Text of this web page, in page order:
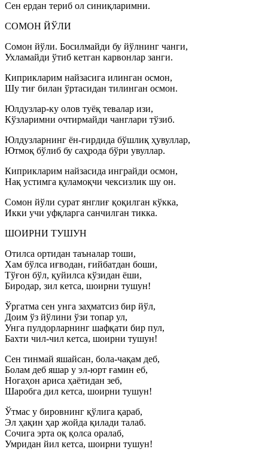
Сен ердан териб ол синиқларимни.
СОМОН ЙЎЛИ
Сомон йўли. Босилмайди бу йўлнинг чанги,
Ухламайди ўтиб кетган карвонлар занги.
Киприкларим найзасига илинган осмон,
Шу тиғ билан ўртасидан тилинган осмон.
Юлдузлар-ку олов туёқ тевалар изи,
Кўзларимни очтирмайди чанглари тўзиб.
Юлдузларнинг ён-гирдида бўшлиқ ҳувуллар,
Ютмоқ бўлиб бу саҳрода бўри увуллар.
Киприкларим найзасида инграйди осмон,
Нақ устимга қуламоқчи чексизлик шу он.
Сомон йўли сурат янглиғ қоқилган кўкка,
Икки учи уфқларга санчилган тикка.
ШОИРНИ ТУШУН
Отилса ортидан таъналар тоши,
Хам бўлса иғводан, ғийбатдан боши,
Тўғон бўл, қуйилса кўзидан ёши,
Биродар, зил кетса, шоирни тушун!
Ўргатма сен унга заҳматсиз бир йўл,
Доим ўз йўлини ўзи топар ул,
Унга пулдорларнинг шафқати бир пул,
Бахти чил-чил кетса, шоирни тушун!
Сен тинмай яшайсан, бола-чақам деб,
Болам деб яшар у эл-юрт ғамин еб,
Ногаҳон ариса ҳаётидан зеб,
Шаробга дил кетса, шоирни тушун!
Ўтмас у бировнинг қўлига қараб,
Эл ҳақин ҳар жойда қилади талаб.
Сочига эрта оқ қолса оралаб,
Умридан йил кетса, шоирни тушун!